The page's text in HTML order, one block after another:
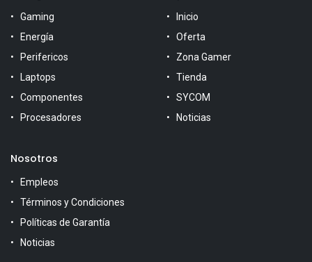
Gaming
Energía
Perifericos
Laptops
Componentes
Procesadores
Inicio
Oferta
Zona Gamer
Tienda
SYCOM
Noticias
Nosotros
Empleos
Términos y Condiciones
Políticas de Garantía
Noticias